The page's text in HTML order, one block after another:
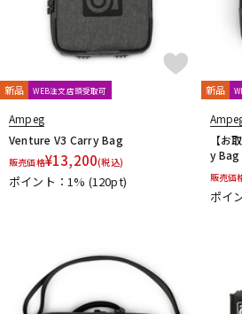
キーボード
アンプ
DTM オンライン納品
新品 WEB注文店頭受取可
Ampeg
Venture V3 Carry Bag
販売価格¥13,200(税込)
ポイント：1% (120pt)
新品
【お
y Bag
販売価
ポイ